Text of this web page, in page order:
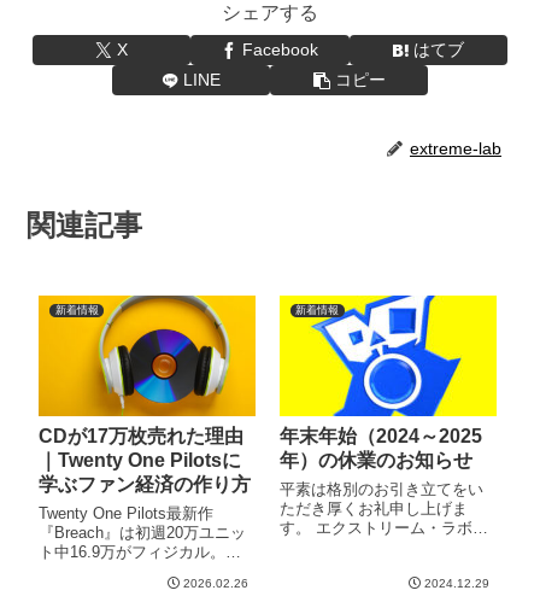
シェアする
X Facebook
はてブ
LINE
コピー
extreme-lab
関連記事
新着情報
CDが17万枚売れた理由
｜Twenty One Pilotsに
学ぶファン経済の作り方
Twenty One Pilots最新作
『Breach』は初週20万ユニッ
ト中16.9万がフィジカル。ス
る理由と、ファンの心を掴む
2026.02.26
新着情報
年末年始（2024～2025
年）の休業のお知らせ
平素は格別のお引き立てをい
ただき厚くお礼申し上げま
す。 エクストリーム・ラボで
ます。 冬季休業期間 2024年
2024.12.29